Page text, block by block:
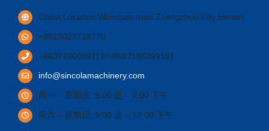
China Location Wanshan road Zhengzhou City Henan
+8613027728770
+8637186099119/+8637186099151
info@sincolamachinery.com
周一 – 星期五: 9:00 是 – 6:00 下午
周六 – 星期日: 9:00 是 – 12:00 下午